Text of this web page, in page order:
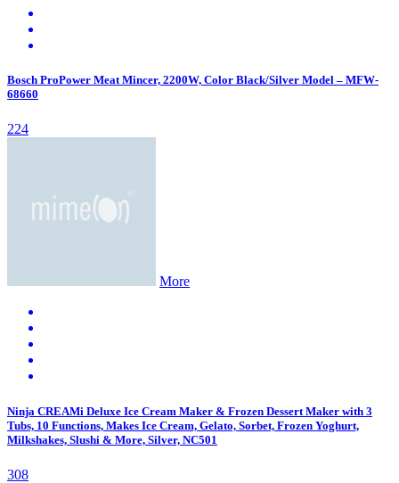
Bosch ProPower Meat Mincer, 2200W, Color Black/Silver Model – MFW-
68660
224
More
Ninja CREAMi Deluxe Ice Cream Maker & Frozen Dessert Maker with 3
Tubs, 10 Functions, Makes Ice Cream, Gelato, Sorbet, Frozen Yoghurt,
Milkshakes, Slushi & More, Silver, NC501
308